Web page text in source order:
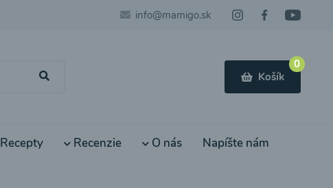
info@mamigo.sk
0
Košík
Recepty Recenzie O nás Napíšte nám